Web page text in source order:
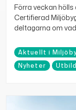
Förra veckan
Certifierad
deltagarna om
Aktuellt i
Nyheter